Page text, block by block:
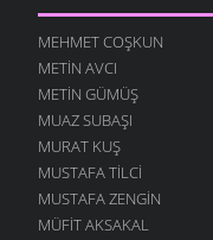
MEHMET COŞKUN
METIN AVCI
METIN GÜMÜŞ
MUAZ SUBAŞI
MURAT KUŞ
MUSTAFA TILCI
MUSTAFA ZENGIN
MÜFIT AKSAKAL